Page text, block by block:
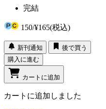
完結
150/¥165(税込)
新刊通知
後で買う
購入に進む
カートに追加
カートに追加しました